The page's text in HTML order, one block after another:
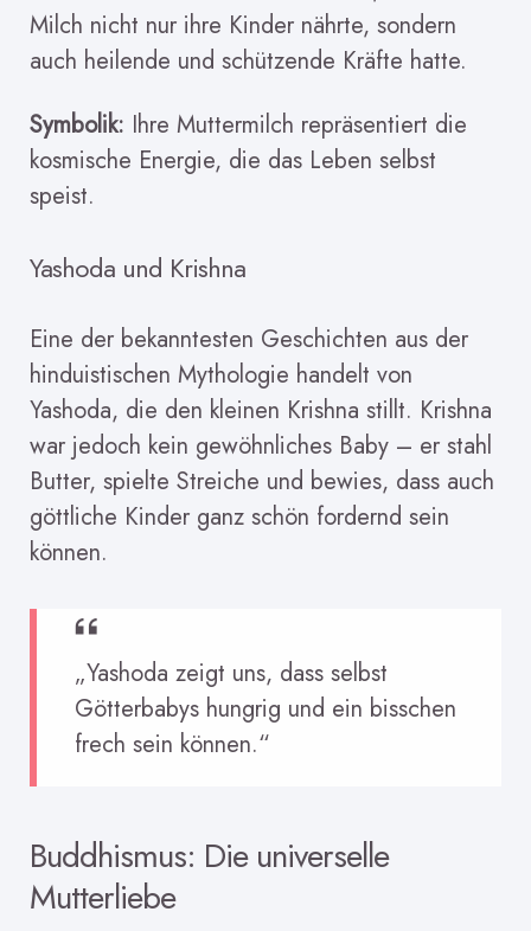
Milch nicht nur ihre Kinder nährte, sondern
auch heilende und schützende Kräfte hatte.
Symbolik: Ihre Muttermilch repräsentiert die
kosmische Energie, die das Leben selbst
speist.
Yashoda und Krishna
Eine der bekanntesten Geschichten aus der
hinduistischen Mythologie handelt von
Yashoda, die den kleinen Krishna stillt. Krishna
war jedoch kein gewöhnliches Baby – er stahl
Butter, spielte Streiche und bewies, dass auch
göttliche Kinder ganz schön fordernd sein
können.
„Yashoda zeigt uns, dass selbst
Götterbabys hungrig und ein bisschen
frech sein können.“
Buddhismus: Die universelle
Mutterliebe